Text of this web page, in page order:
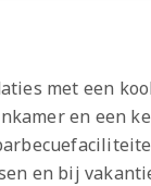
met een
en een
en bij